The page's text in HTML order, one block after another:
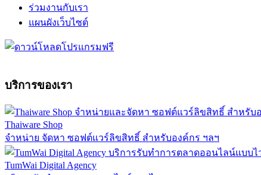
ร่วมงานกับเรา
แผนผังเว็บไซต์
บริการของเรา
Thaiware Shop
จำหน่าย จัดหา ซอฟต์แวร์ลิขสิทธิ์ สำหรับองค์กร ฯลฯ
TumWai Digital Agency